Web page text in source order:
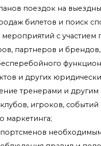
поездок на
билетов и поиск
с участием
партнеров и брендов,
и других
тренерами и другим
игроков,
маркетинга;